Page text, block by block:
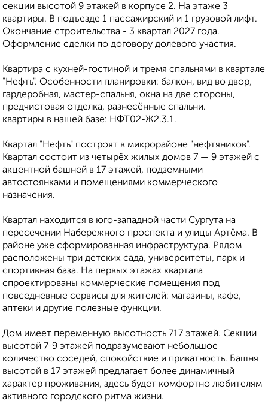
секции высотой 9 этажей в корпусе 2. На этаже 3
квартиры. В подъезде 1 пассажирский и 1 грузовой лифт.
Окончание строительства - 3 квартал 2027 года.
Оформление сделки по договору долевого участия.
Квартира с кухней-гостиной и тремя спальнями в квартале
"Нефть". Особенности планировки: балкон, вид во двор,
гардеробная, мастер-спальня, окна на две стороны,
предчистовая отделка, разнесённые спальни.
квартиры в нашей базе: НФТ02-Ж2.3.1.
Квартал "Нефть" построят в микрорайоне "нефтяников".
Квартал состоит из четырёх жилых домов 7 — 9 этажей с
акцентной башней в 17 этажей, подземными
автостоянками и помещениями коммерческого
назначения.
Квартал находится в юго-западной части Сургута на
пересечении Набережного проспекта и улицы Артёма. В
районе уже сформированная инфраструктура. Рядом
расположены три детских сада, университеты, парк и
спортивная база. На первых этажах квартала
спроектированы коммерческие помещения под
повседневные сервисы для жителей: магазины, кафе,
аптеки и другие полезные функции.
Дом имеет переменную высотность 717 этажей. Секции
высотой 7-9 этажей подразумевают небольшое
количество соседей, спокойствие и приватность. Башня
высотой в 17 этажей предлагает более динамичный
характер проживания, здесь будет комфортно любителям
активного городского ритма жизни.